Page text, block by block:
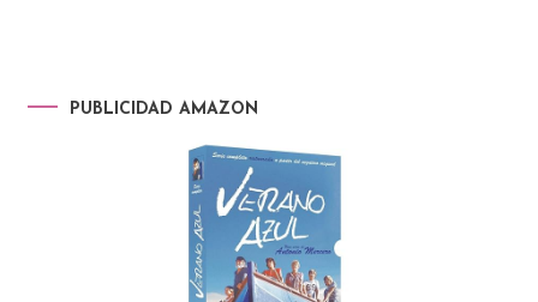
PUBLICIDAD AMAZON